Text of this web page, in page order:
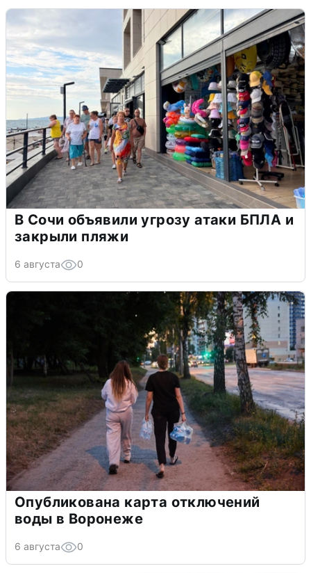
В Сочи объявили угрозу атаки БПЛА и
закрыли пляжи
6 августа 0
Опубликована карта отключений
воды в Воронеже
6 августа 0